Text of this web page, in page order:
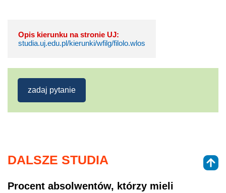
Opis kierunku na stronie UJ:
studia.uj.edu.pl/kierunki/wfilg/filolo.wlos
zadaj pytanie
DALSZE STUDIA
Procent absolwentów, którzy mieli